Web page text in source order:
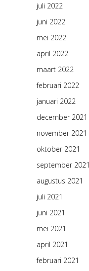
juli 2022
juni 2022
mei 2022
april 2022
maart 2022
februari 2022
januari 2022
december 2021
november 2021
oktober 2021
september 2021
augustus 2021
juli 2021
juni 2021
mei 2021
april 2021
februari 2021